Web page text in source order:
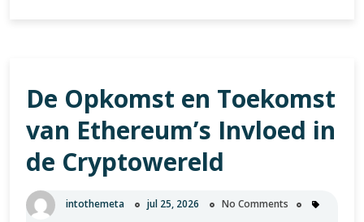
Een
Diepgaande
Analyse
De Opkomst en Toekomst
van Ethereum’s Invloed in
de Cryptowereld
intothemeta jul 25, 2026 No Comments